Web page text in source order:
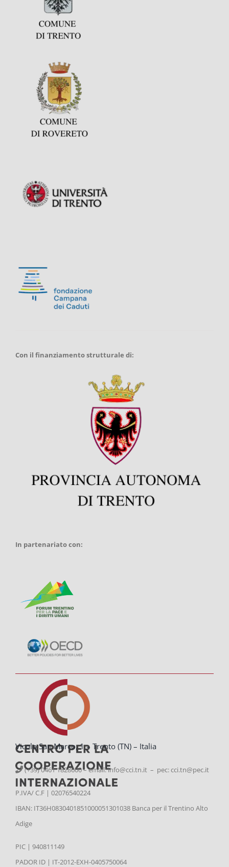
Con il finanziamento strutturale di:
In partenariato con:
Vicolo San Marco, 1 – Trento (TN) – Italia
(+39) 0461 1828600 – email:info@cci.tn.it – pec: cci.tn@pec.it
P.IVA/ C.F | 02076540224
IBAN: IT36H0830401851000051301038 Banca per il Trentino Alto
Adige
PIC | 940811149
PADOR ID | IT-2012-EXH-0405750064